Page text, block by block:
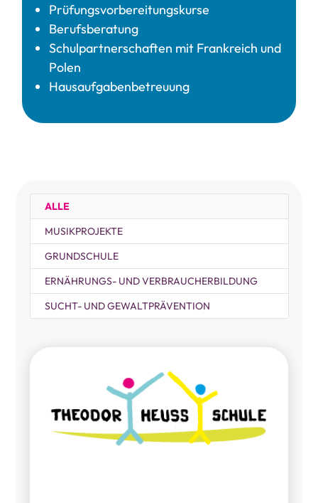
Prüfungsvorbereitungskurse
Berufsberatung
Schulpartnerschaften mit Frankreich und
Polen
Hausaufgabenbetreuung
ALLE
MUSIKPROJEKTE
GRUNDSCHULE
ERNÄHRUNGS- UND VERBRAUCHERBILDUNG
SUCHT- UND GEWALTPRÄVENTION